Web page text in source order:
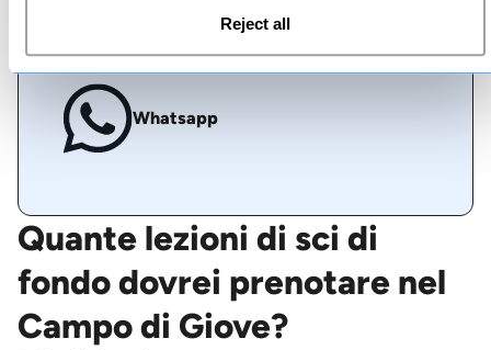
Reject all
Whatsapp
Quante lezioni di sci di
fondo dovrei prenotare nel
Campo di Giove?